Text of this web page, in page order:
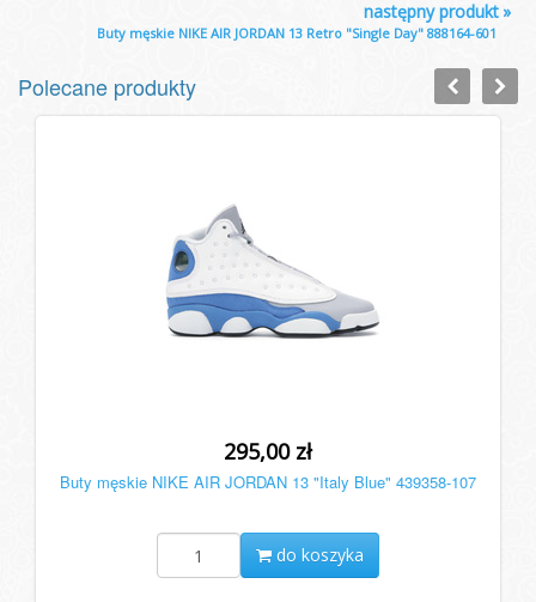
»
następny produkt
Buty męskie NIKE AIR JORDAN 13 Retro "Single Day" 888164-601
Polecane produkty
295,00 zł
Buty męskie NIKE AIR JORDAN 13 "Italy Blue" 439358-107
do koszyka